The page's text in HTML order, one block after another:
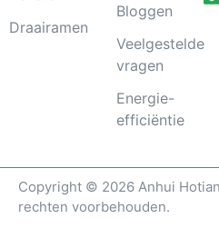
Draairamen
Bloggen
Veelgestelde
vragen
Energie-
efficiëntie
Copyright © 2026 Anhui
rechten voorbehouden.